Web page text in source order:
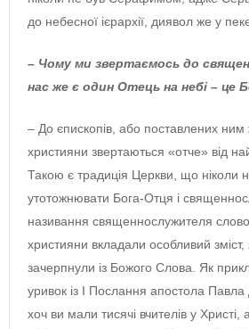
до небесної ієрархії, диявол же у
– Чому ми звертаємось до
нас же є один Отець на небі – це
– До єпископів, або поставлених
християни звертаються «отче» від
Такою є традиція Церкви, що ніколи
утотожнювати Бога-Отця і
називання священнослужителя
християни вкладали особливий
зачерпнули із Божого Слова. Як
уривок із І Послання апостола
хоч ви мали тисячі вчителів у Христі,